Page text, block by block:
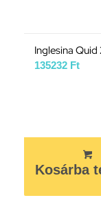
Inglesina
135232 Ft
Kosárba